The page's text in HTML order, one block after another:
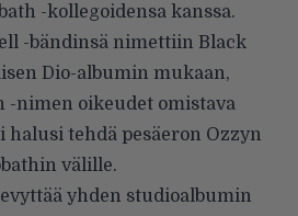
-kollegoidensa kanssa.
-bändinsä nimettiin Black
Dio-albumin mukaan,
-nimen oikeudet omistava
tehdä pesäeron Ozzyn
välille.
yhden studioalbumin